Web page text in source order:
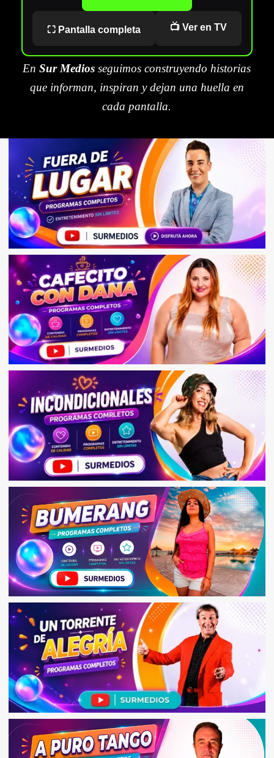
⛶ Pantalla completa 📺 Ver en TV
EnSur Medios seguimos construyendo historias
que informan, inspiran y dejan una huella en
cada pantalla.